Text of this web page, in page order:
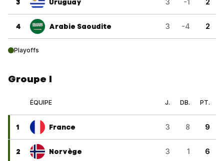
3 Uruguay 3 -1 2
4 Arabie Saoudite 3 -4 2
Playoffs
Groupe I
ÉQUIPE J. DB. PT.
1 France 3 8 9
2 Norvège 3 1 6